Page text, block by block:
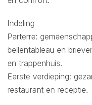
Indeling
Parterre:
bellentableau en
en trappenhuis.
Eerste verdieping:
restaurant en receptie.